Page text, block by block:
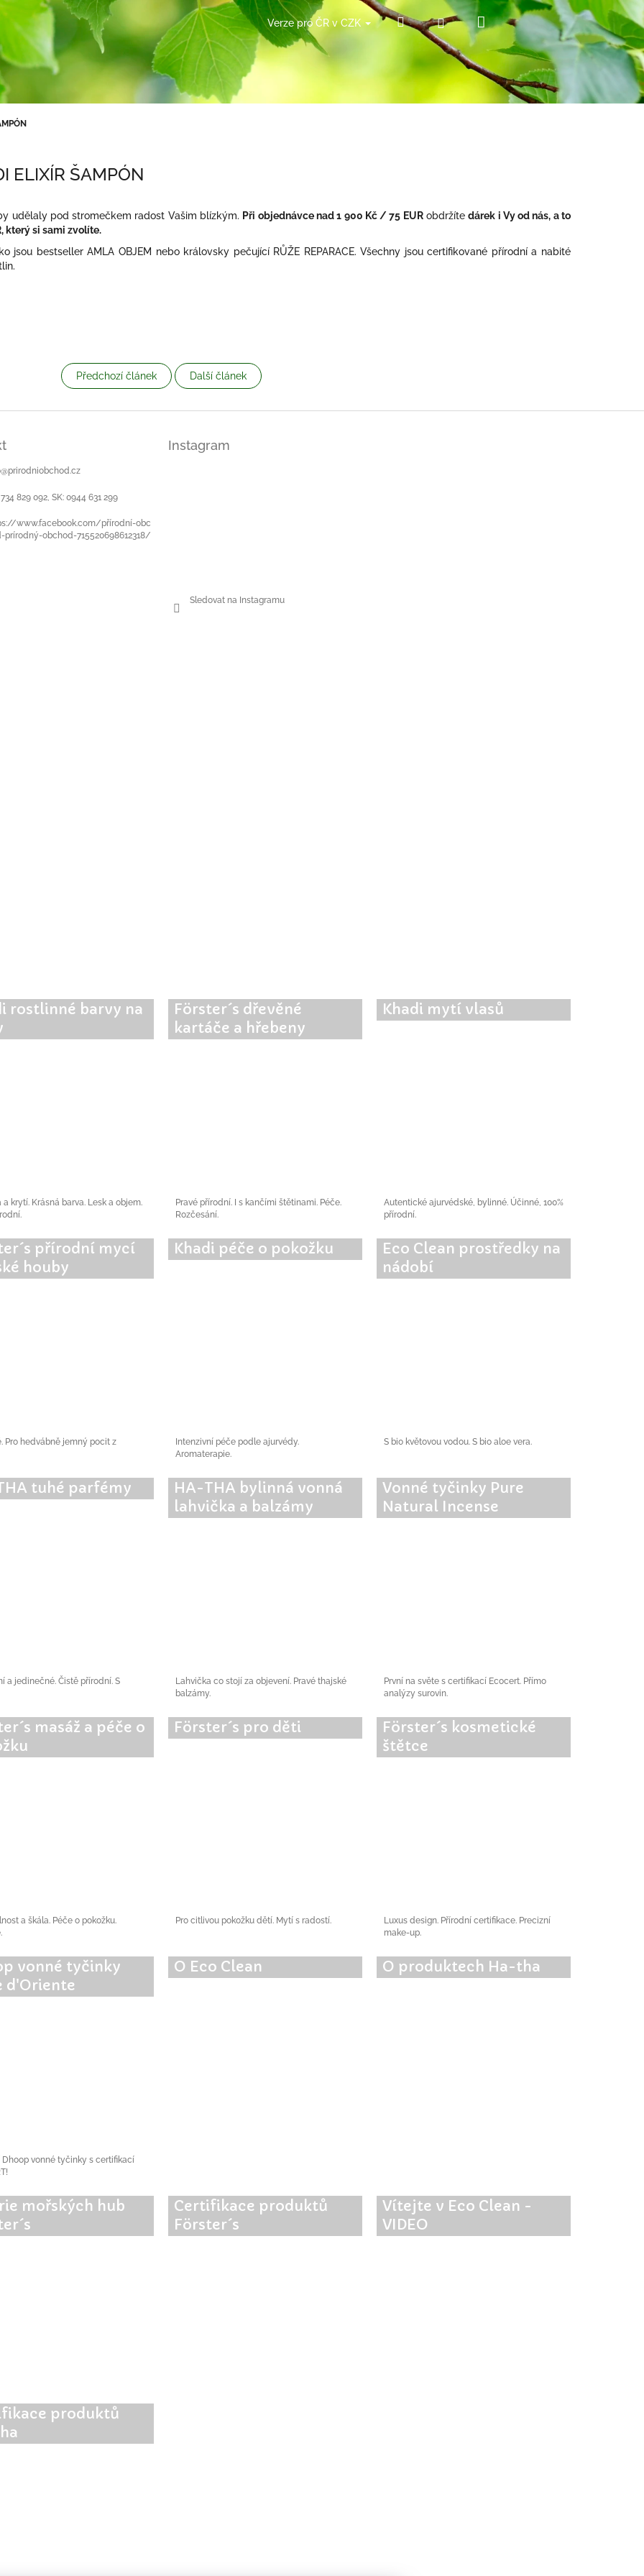
Verze pro ČR v CZK HledatPřihlášeníNákupní
košík
ELIXÍR ŠAMPÓN
udělaly pod stromečkem radost Vašim blízkým. Při objednávce nad 1 900 Kč / 75 EURobdržítedárek i Vy od nás, a to
který si sami zvolíte.
jsou bestseller AMLA OBJEM nebo královsky pečující RŮŽE REPARACE. Všechny jsou certifikované přírodní a nabité
Předchozí článek Další článek
@prirodniobchod.cz
829 092, SK: 0944 631 299
www.facebook.com/přírodní-obc
prírodný-obchod-715520698612318/
Instagram
Sledovat na Instagramu
a krytí. Krásná barva. Lesk a objem.
rostlinné barvy na
Pravé přírodní. I s kančími štětinami. Péče.
Rozčesání.
Förster´s dřevěné
kartáče a hřebeny
Autentické ajurvédské, bylinné. Účinné, 100%
přírodní.
Khadi mytí vlasů
Pro hedvábně jemný pocit z
přírodní mycí
houby
Intenzivní péče podle ajurvédy.
Aromaterapie.
Khadi péče o pokožku
S bio květovou vodou. S bio aloe vera.
Eco Clean prostředky na
nádobí
a jedinečné. Čistě přírodní. S
tuhé parfémy
Lahvička co stojí za objevení. Pravé thajské
balzámy.
HA-THA bylinná vonná
lahvička a balzámy
První na světe s certifikací Ecocert. Přímo
analýzy surovin.
Vonné tyčinky Pure
Natural Incense
a škála. Péče o pokožku.
masáž a péče o
Pro citlivou pokožku dětí. Mytí s radostí.
Förster´s pro děti
Luxus design. Přírodní certifikace. Precizní
make-up.
Förster´s kosmetické
štětce
Dhoop vonné tyčinky s certifikací
vonné tyčinky
d'Oriente
O Eco Clean O produktech Ha-tha
mořských hub
Certifikace produktů
Förster´s
Vítejte v Eco Clean -
VIDEO
produktů